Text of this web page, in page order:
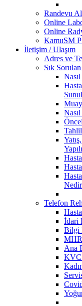
Randevu Al
Online
Online
KamuSM
İletişim / Ulaşım
Adres ve
Sık
Telefon
İdari
Bilgi
Ana
KVC